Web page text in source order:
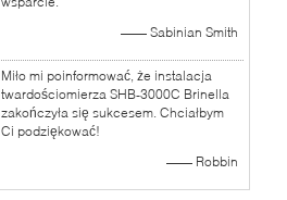
—— Sabinian Smith
Miło mi poinformować, że instalacja
twardościomierza SHB-3000C Brinella
zakończyła się sukcesem. Chciałbym
Ci podziękować!
—— Robbin